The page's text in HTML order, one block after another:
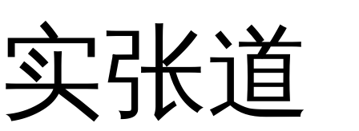
实张道